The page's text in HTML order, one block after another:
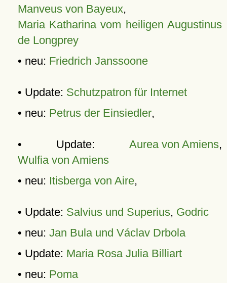
Manveus von Bayeux,
Maria Katharina vom heiligen Augustinus
de Longprey
• neu: Friedrich Janssoone
• Update: Schutzpatron für Internet
• neu: Petrus der Einsiedler,
• Update: Aurea von Amiens,
Wulfia von Amiens
• neu: Itisberga von Aire,
• Update: Salvius und Superius, Godric
• neu: Jan Bula und Václav Drbola
• Update: Maria Rosa Julia Billiart
• neu: Poma